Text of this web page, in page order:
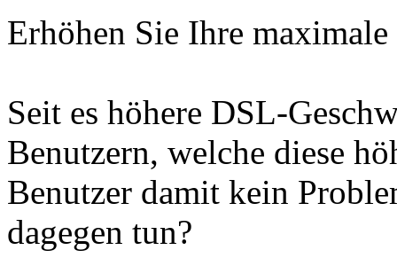
Erhöhen Sie Ihre
Seit es höhere DSL-
Benutzern, welche diese
Benutzer damit kein
dagegen tun?